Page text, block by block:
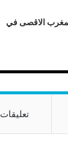
الاقصى في
تعليقات